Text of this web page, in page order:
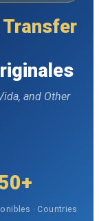
Transfer
and Other
· Countries